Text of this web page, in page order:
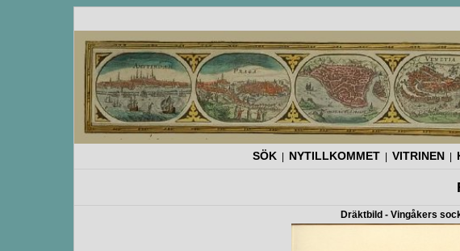
SÖK NYTILLKOMMET VITRINEN
Dräktbild - Vingåkers